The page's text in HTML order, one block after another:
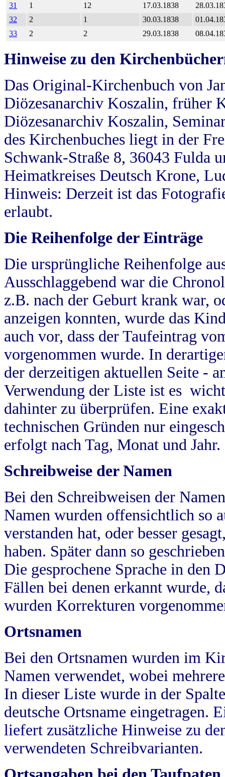
31
1 12 17.03.1838
32
2 1 30.03.1838
33
2 2 29.03.1838
Hinweise zu den
Das Original-Kirchenbuch von
Diözesanarchiv Koszalin, früher
Diözesanarchiv Koszalin,
des Kirchenbuches liegt in der
Schwank-Straße 8, 36043 Fulda
Heimatkreises Deutsch Krone,
Hinweis: Derzeit ist das
erlaubt.
Die Reihenfolge der Einträge
Die ursprüngliche Reihenfolge
Ausschlaggebend war die
z.B. nach der Geburt krank war,
anzeigen konnten, wurde das
auch vor, dass der Taufeintrag
vorgenommen wurde. In
der derzeitigen aktuellen Seite -
Verwendung der Liste ist es
dahinter zu überprüfen. Eine
technischen Gründen nur
erfolgt nach Tag, Monat und Jahr.
Schreibweise der Namen
Bei den Schreibweisen der
Namen wurden offensichtlich so
verstanden hat, oder besser
haben. Später dann so
Die gesprochene Sprache in
Fällen bei denen erkannt wurde,
wurden Korrekturen
Ortsnamen
Bei den Ortsnamen wurden im
Namen verwendet, wobei
In dieser Liste wurde in der
deutsche Ortsname eingetragen.
liefert zusätzliche Hinweise zu
verwendeten Schreibvarianten.